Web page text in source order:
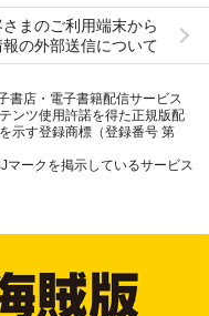
さまのご利用端末から
の外部送信について
書店・電子書籍配信サービス
ンツ使用許諾を得た正規版配
示す登録商標（登録番号 第
マークを掲示しているサービス